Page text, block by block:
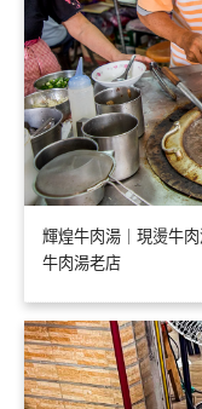
輝煌牛肉湯｜現燙牛
牛肉湯老店